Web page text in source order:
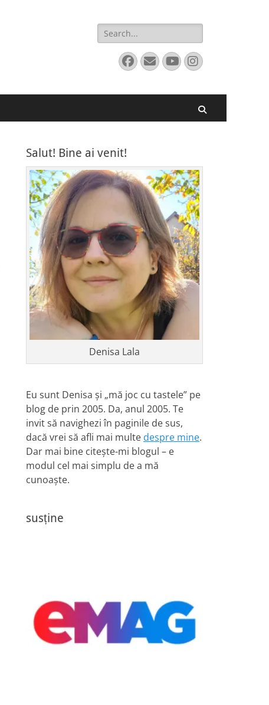
Search
for:
Facebook
EmailYouTube
Instagram
Salut! Bine ai venit!
Denisa Lala
Eu sunt Denisa și „mă joc cu tastele” pe
blog de prin 2005. Da, anul 2005. Te
invit să navighezi în paginile de sus,
dacă vrei să afli mai multe despre mine.
Dar mai bine citește-mi blogul – e
modul cel mai simplu de a mă
cunoaște.
susține